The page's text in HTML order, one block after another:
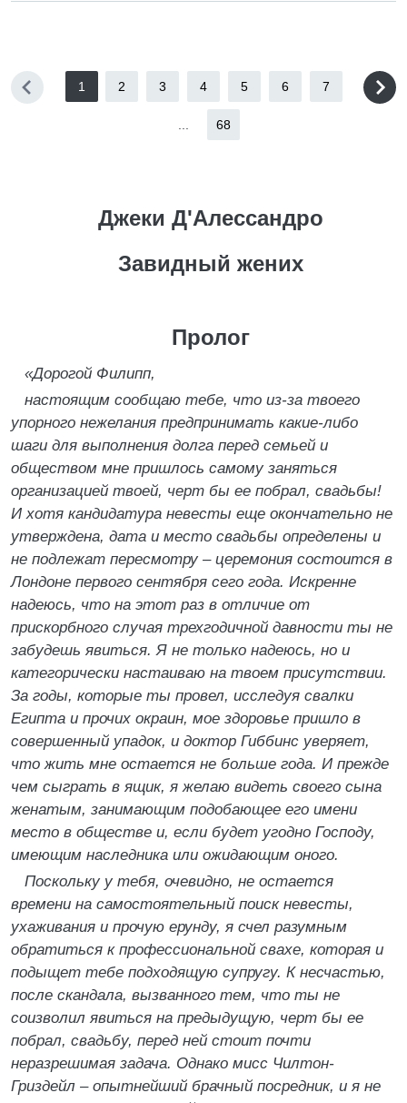
1 2 3 4 5 6 7
68
Джеки Д'Алессандро
Завидный жених
Пролог
«Дорогой Филипп,
настоящим сообщаю тебе, что из-за твоего
упорного нежелания предпринимать какие-либо
шаги для выполнения долга перед семьей и
обществом мне пришлось самому заняться
организацией твоей, черт бы ее побрал, свадьбы!
И хотя кандидатура невесты еще окончательно не
утверждена, дата и место свадьбы определены и
не подлежат пересмотру – церемония состоится в
Лондоне первого сентября сего года. Искренне
надеюсь, что на этот раз в отличие от
прискорбного случая трехгодичной давности ты не
забудешь явиться. Я не только надеюсь, но и
категорически настаиваю на твоем присутствии.
За годы, которые ты провел, исследуя свалки
Египта и прочих окраин, мое здоровье пришло в
совершенный упадок, и доктор Гиббинс уверяет,
что жить мне остается не больше года. И прежде
чем сыграть в ящик, я желаю видеть своего сына
женатым, занимающим подобающее его имени
место в обществе и, если будет угодно Господу,
имеющим наследника или ожидающим оного.
Поскольку у тебя, очевидно, не остается
времени на самостоятельный поиск невесты,
ухаживания и прочую ерунду, я счел разумным
обратиться к профессиональной свахе, которая и
подыщет тебе подходящую супругу. К несчастью,
после скандала, вызванного тем, что ты не
соизволил явиться на предыдущую, черт бы ее
побрал, свадьбу, перед ней стоит почти
неразрешимая задача. Однако мисс Чилтон-
Гриздейл – опытнейший брачный посредник, и я не